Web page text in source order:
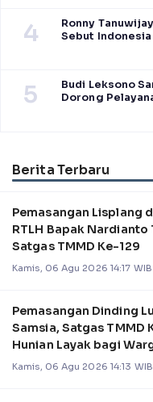
4
Ronny
Sebut
5
Budi Leksono
Dorong
Berita Terbaru
Pemasangan Lisplang
RTLH Bapak Nardianto
Satgas TMMD Ke-129
Kamis, 06 Agu 2026 14:17 WIB
Pemasangan Dinding
Samsia, Satgas TMMD
Hunian Layak bagi
Kamis, 06 Agu 2026 14:13 WIB